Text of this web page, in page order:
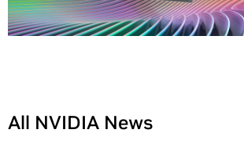
All NVIDIA News